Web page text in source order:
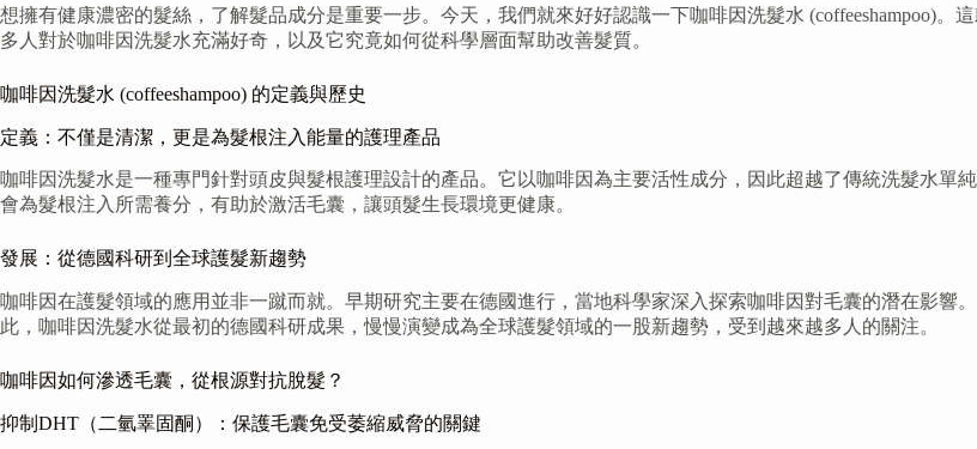
想擁有健康濃密的髮絲，了解髮品成分是重要一步。今天，我們就來好好認識一下咖啡因洗髮水 (coffeeshampoo)
多人對於咖啡因洗髮水充滿好奇，以及它究竟如何從科學層面幫助改善髮質。
咖啡因洗髮水 (coffeeshampoo) 的定義與歷史
定義：不僅是清潔，更是為髮根注入能量的護理產品
咖啡因洗髮水是一種專門針對頭皮與髮根護理設計的產品。它以咖啡因為主要活性成分，因此超越了傳統洗髮水
會為髮根注入所需養分，有助於激活毛囊，讓頭髮生長環境更健康。
發展：從德國科研到全球護髮新趨勢
咖啡因在護髮領域的應用並非一蹴而就。早期研究主要在德國進行，當地科學家深入探索咖啡因對毛囊的潛在影響
此，咖啡因洗髮水從最初的德國科研成果，慢慢演變成為全球護髮領域的一股新趨勢，受到越來越多人的關注。
咖啡因如何滲透毛囊，從根源對抗脫髮？
抑制DHT（二氫睪固酮）：保護毛囊免受萎縮威脅的關鍵